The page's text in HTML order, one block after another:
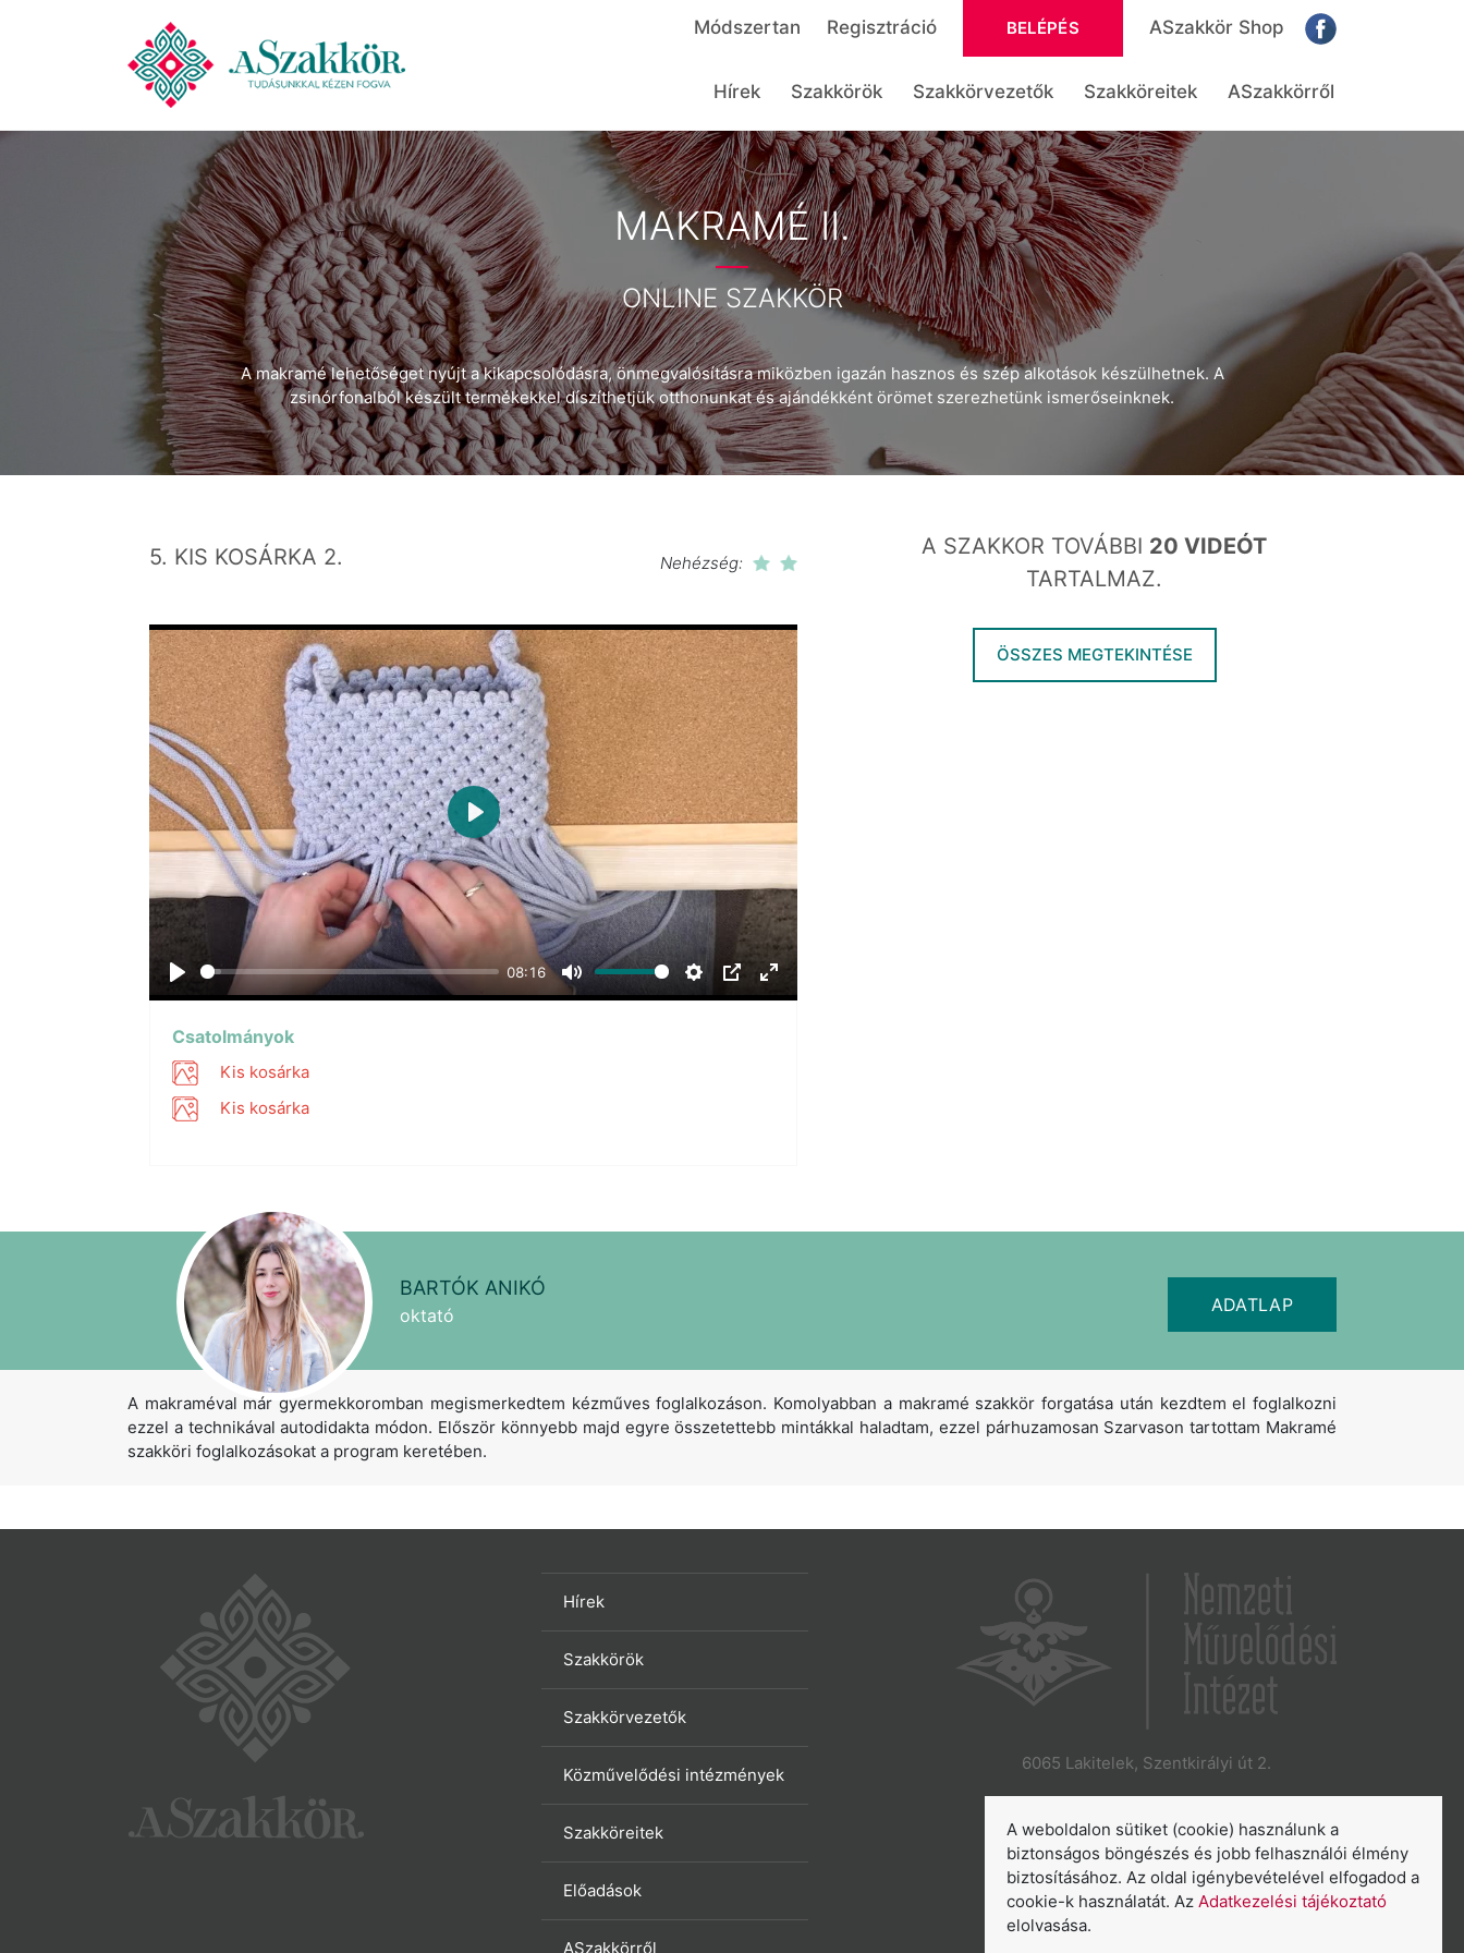
Módszertan Regisztráció BELÉPÉS ASzakkör Shop
Hírek Szakkörök Szakkörvezetők Szakköreitek ASzakkörről
MAKRAMÉ II.
ONLINE SZAKKÖR
A makramé lehetőséget nyújt a kikapcsolódásra, önmegvalósításra miközben igazán hasznos és szép alkotások készülhetnek. A
zsinórfonalból készült termékekkel díszíthetjük otthonunkat és ajándékként örömet szerezhetünk ismerőseinknek.
5. KIS KOSÁRKA 2. Nehézség:
Play
08:16
Mute Settings
PIP Enter
Play
Csatolmányok
Kis kosárka
Kis kosárka
A SZAKKOR TOVÁBBI 20 VIDEÓT
TARTALMAZ.
ÖSSZES MEGTEKINTÉSE
BARTÓK ANIKÓ
oktató ADATLAP
A makraméval már gyermekkoromban megismerkedtem kézműves foglalkozáson. Komolyabban a makramé szakkör forgatása után kezdtem el foglalkozni
ezzel a technikával autodidakta módon. Először könnyebb majd egyre összetettebb mintákkal haladtam, ezzel párhuzamosan Szarvason tartottam Makramé
szakköri foglalkozásokat a program keretében.
Hírek
Szakkörök
Szakkörvezetők
Közművelődési intézmények
Szakköreitek
Előadások
ASzakkörről
6065 Lakitelek, Szentkirályi út 2.
E-mail:aszakkor@nmi.hu
E-mail:titkarsag@nmi.hu
Web:www.nmi.hu
Adatkezelési tájékoztató
Általános Szerződési Feltételek
Sütikezelés áttekintése
A weboldalon sütiket (cookie) használunk a
biztonságos böngészés és jobb felhasználói élmény
biztosításához. Az oldal igénybevételével elfogadod a
cookie-k használatát. Az Adatkezelési tájékoztató
elolvasása.